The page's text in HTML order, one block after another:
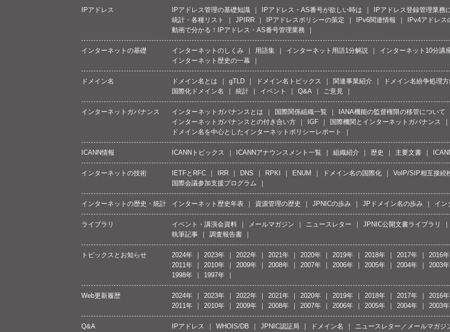
IPアドレス IPアドレス管理の基礎知識 IPアドレス・AS番号が欲しい時は IPアドレス登録管理業務
統計・各種リスト
JPIRR IPアドレスポリシーの策定 IPv6関連情報 IPv4アドレ
動画で分かる！IPアドレス・AS番号管理業務
インターネットの基礎 インターネットのしくみ 用語集 インターネット用語1分解説 インターネット10分講
インターネット歴史の一幕
ドメイン名 ドメイン名とは gTLD ドメイン名トピックス 関連事業紹介 ドメイン名紛争処理
国際化ドメイン名
統計 イベント Q&A ご意見
インターネットガバナンス インターネットガバナンスとは 国際関係組織一覧 IANA機能の監督権限の移管について
インターネットガバナンスとの付き合い方
IGF 国際機関とインターネットガバナンス
ドメイン名を中心としたインターネットポリシーレポート
ICANN情報 ICANNトピックス ICANNアナウンスメント一覧 組織紹介 歴史 主要文書
インターネットの技術 IETFとRFC IRR DNS RPKI ENUM ドメイン名の国際化 VoIP/SIP相互接続
国際会議参加支援プログラム
インターネットの歴史・統計 インターネット歴史年表 資源管理の歴史 JPNICの歩み JPドメイン名の歩み イン
ライブラリ イベント・講演会資料 メールマガジン ニュースレター JPNIC公開文書ライブラリ
執筆記事
調査報告書
トピックスとお知らせ 2024年 2023年 2022年 2021年 2020年 2019年 2018年 2017年 2016年
2011年
2010年 2009年 2008年 2007年 2006年 2005年 2004年 2003年
1998年
1997年
Web更新履歴 2024年 2023年 2022年 2021年 2020年 2019年 2018年 2017年 2016年
2011年
2010年 2009年 2008年 2007年 2006年 2005年 2004年 2003年
Q&A IPアドレス WHOIS/DB JPNIC認証局 ドメイン名 ニュースレター／メールマガジ